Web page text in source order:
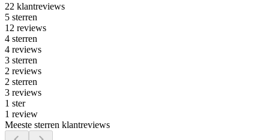
22 klantreviews
5 sterren
12 reviews
4 sterren
4 reviews
3 sterren
2 reviews
2 sterren
3 reviews
1 ster
1 review
Meeste sterren klantreviews